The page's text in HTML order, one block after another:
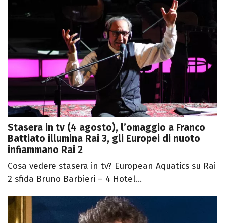
Stasera in tv (4 agosto), l’omaggio a Franco
Battiato illumina Rai 3, gli Europei di nuoto
infiammano Rai 2
Cosa vedere stasera in tv? European Aquatics su Rai
2 sfida Bruno Barbieri – 4 Hotel...